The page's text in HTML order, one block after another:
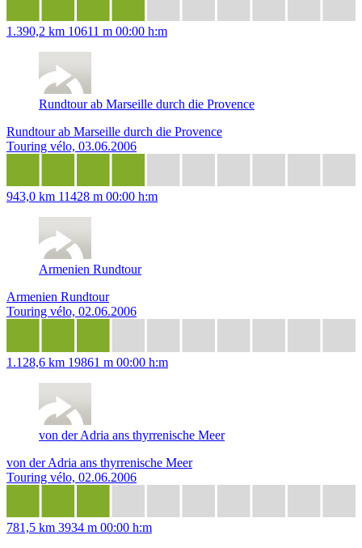
1.390,2 km 10611 m 00:00 h:m
Rundtour ab Marseille durch die Provence
Rundtour ab Marseille durch die Provence
Touring vélo, 03.06.2006
943,0 km 11428 m 00:00 h:m
Armenien Rundtour
Armenien Rundtour
Touring vélo, 02.06.2006
1.128,6 km 19861 m 00:00 h:m
von der Adria ans thyrrenische Meer
von der Adria ans thyrrenische Meer
Touring vélo, 02.06.2006
781,5 km 3934 m 00:00 h:m